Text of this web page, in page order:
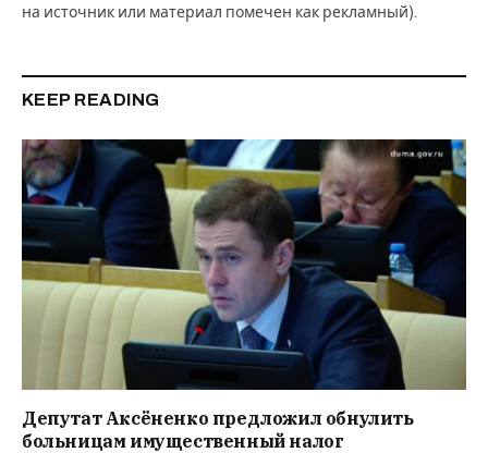
на источник или материал помечен как рекламный).
KEEP READING
Депутат Аксёненко предложил обнулить
больницам имущественный налог